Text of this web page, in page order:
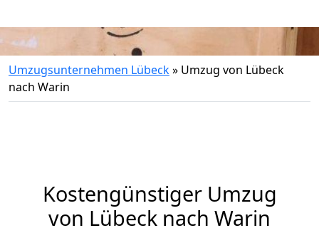
Umzugsunternehmen Lübeck» Umzug von Lübeck
nach Warin
Kostengünstiger Umzug
von Lübeck nach Warin